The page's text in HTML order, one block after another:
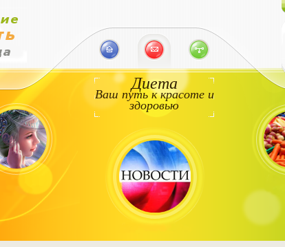
Диета
Ваш путь к красоте и
здоровью